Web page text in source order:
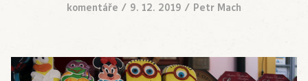
komentáře / 9. 12. 2019 / Petr Mach